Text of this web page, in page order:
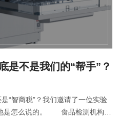
是不是我们的“帮手”？
“智商税”？我们邀请了一位实验
是怎么说的。 食品检测机构实